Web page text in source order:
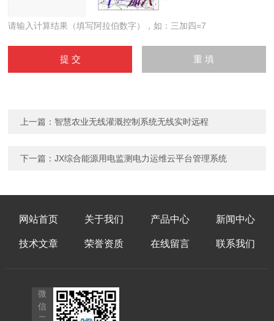
请输入计算结果（填写阿拉伯数字），如：三加四=7
上一篇： 智慧农业无线灌溉控制系统无线实时远程
下一篇：JX综合能源用电监测电力运维云平台管理系统
网站首页 关于我们 产品中心 新闻中心
技术文章 荣誉资质 在线留言 联系我们
微
信